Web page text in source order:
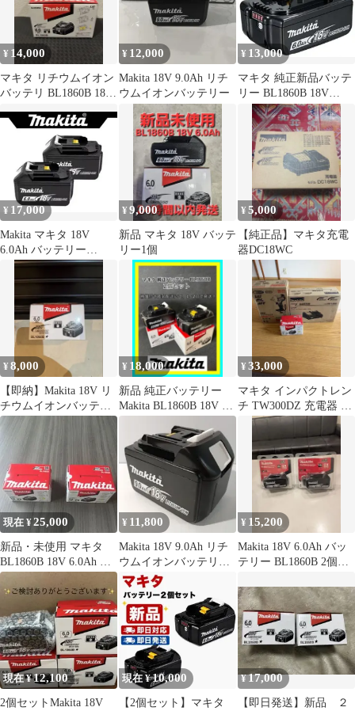
¥ 14,000
マキタ リチウムイオン
バッテリ BL1860B 18V
¥ 12,000
Makita 18V 9.0Ah リチ
ウムイオンバッテリー
¥ 13,000
マキタ 純正新品バッテ
リー BL1860B 18V
6.0Ah
¥ 17,000
Makita マキタ 18V
6.0Ah バッテリー
BL1860B 2個セット
¥9,000
新品 マキタ 18V バッテ
リー1個
¥5,000
【純正品】マキタ充電
器DC18WC
¥8,000
【即納】Makita 18V リ
チウムイオンバッテリ
ー 6.0Ah
¥ 18,000
新品 純正バッテリー
Makita BL1860B 18V 2
個セット マキタ
¥33,000
マキタ インパクトレン
チ TW300DZ 充電器 バ
ッテリーセット
現在 ¥25,000
新品・未使用 マキタ
BL1860B 18V 6.0Ah バ
ッテリー 2個セット
¥ 11,800
Makita 18V 9.0Ah リチ
ウムイオンバッテリー
BL1860B
¥ 15,200
Makita 18V 6.0Ah バッ
テリー BL1860B 2個セ
現在 ¥12,100
2個セットMakita 18V
現在 ¥10,000
【2個セット】マキタ
¥17,000
【即日発送】新品 ２